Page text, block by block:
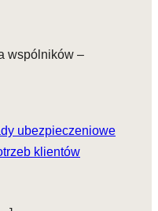
wspólników –
ubezpieczeniowe
klientów